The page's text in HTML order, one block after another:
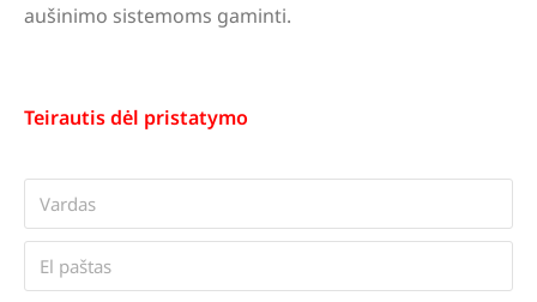
aušinimo sistemoms gaminti.
Teirautis dėl pristatymo